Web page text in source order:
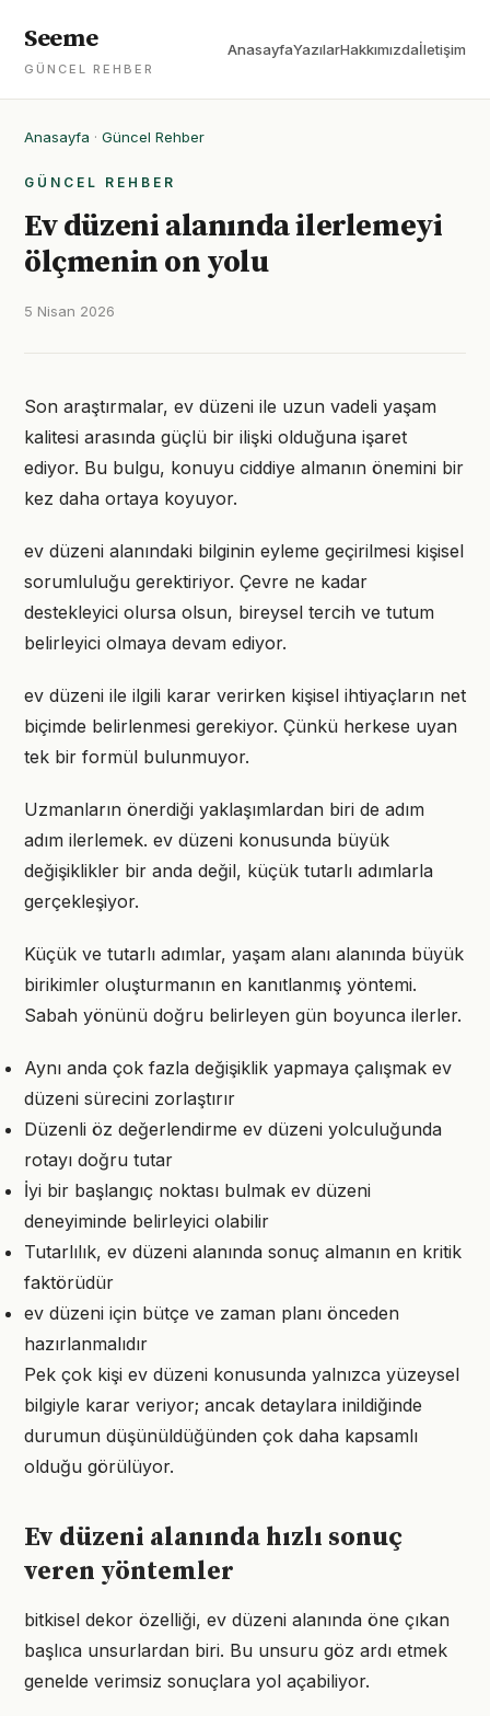
Seeme
GÜNCEL REHBER
AnasayfaYazılarHakkımızdaİletişim
Anasayfa · Güncel Rehber
GÜNCEL REHBER
Ev düzeni alanında ilerlemeyi
ölçmenin on yolu
5 Nisan 2026
Son araştırmalar, ev düzeni ile uzun vadeli yaşam
kalitesi arasında güçlü bir ilişki olduğuna işaret
ediyor. Bu bulgu, konuyu ciddiye almanın önemini bir
kez daha ortaya koyuyor.
ev düzeni alanındaki bilginin eyleme geçirilmesi kişisel
sorumluluğu gerektiriyor. Çevre ne kadar
destekleyici olursa olsun, bireysel tercih ve tutum
belirleyici olmaya devam ediyor.
ev düzeni ile ilgili karar verirken kişisel ihtiyaçların net
biçimde belirlenmesi gerekiyor. Çünkü herkese uyan
tek bir formül bulunmuyor.
Uzmanların önerdiği yaklaşımlardan biri de adım
adım ilerlemek. ev düzeni konusunda büyük
değişiklikler bir anda değil, küçük tutarlı adımlarla
gerçekleşiyor.
Küçük ve tutarlı adımlar, yaşam alanı alanında büyük
birikimler oluşturmanın en kanıtlanmış yöntemi.
Sabah yönünü doğru belirleyen gün boyunca ilerler.
Aynı anda çok fazla değişiklik yapmaya çalışmak ev
düzeni sürecini zorlaştırır
Düzenli öz değerlendirme ev düzeni yolculuğunda
rotayı doğru tutar
İyi bir başlangıç noktası bulmak ev düzeni
deneyiminde belirleyici olabilir
Tutarlılık, ev düzeni alanında sonuç almanın en kritik
faktörüdür
ev düzeni için bütçe ve zaman planı önceden
hazırlanmalıdır
Pek çok kişi ev düzeni konusunda yalnızca yüzeysel
bilgiyle karar veriyor; ancak detaylara inildiğinde
durumun düşünüldüğünden çok daha kapsamlı
olduğu görülüyor.
Ev düzeni alanında hızlı sonuç
veren yöntemler
bitkisel dekor özelliği, ev düzeni alanında öne çıkan
başlıca unsurlardan biri. Bu unsuru göz ardı etmek
genelde verimsiz sonuçlara yol açabiliyor.